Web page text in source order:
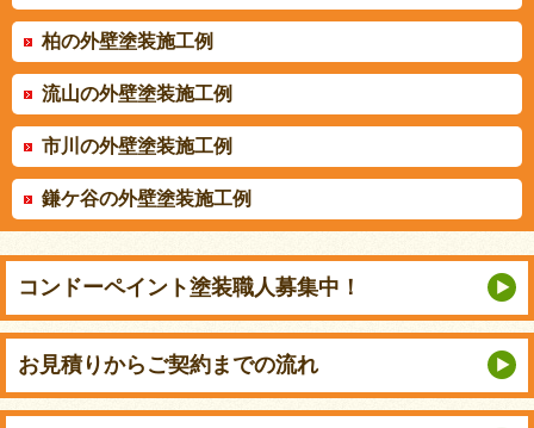
柏の外壁塗装施工例
流山の外壁塗装施工例
市川の外壁塗装施工例
鎌ケ谷の外壁塗装施工例
コンドーペイント塗装職人募集中！
お見積りから ご契約までの流れ